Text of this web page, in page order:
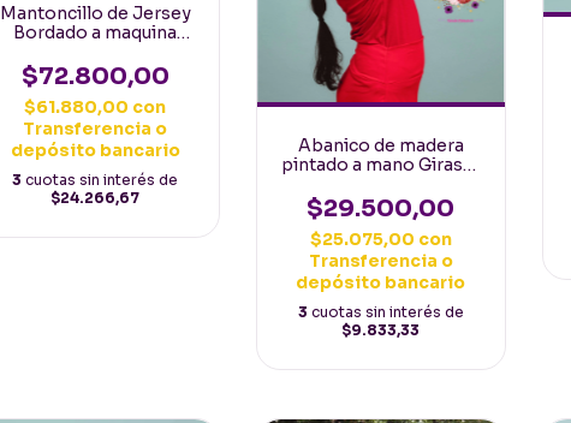
Mantoncillo de Jersey
Bordado a maquina
Agua con flores
multicolor
$72.800,00
$61.880,00 con
Transferencia o
depósito bancario
3 cuotas sin interés de
$24.266,67
Abanico de madera
pintado a mano Girasol
$29.500,00
$25.075,00 con
Transferencia o
depósito bancario
3 cuotas sin interés de
$9.833,33